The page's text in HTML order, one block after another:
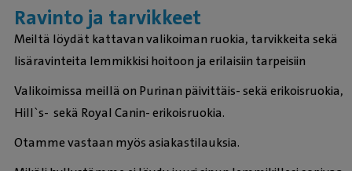
Ravinto ja tarvikkeet
Meiltä löydät kattavan valikoiman ruokia, tarvikkeita sekä
lisäravinteita lemmikkisi hoitoon ja erilaisiin tarpeisiin
Valikoimissa meillä on Purinan päivittäis- sekä erikoisruokia,
Hill`s- sekä Royal Canin- erikoisruokia.
Otamme vastaan myös asiakastilauksia.